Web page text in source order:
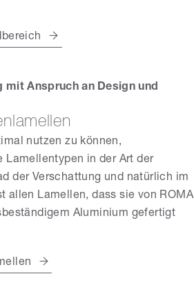
mit Anspruch an Design und
nutzen zu können,
Lamellentypen in der Art der
der Verschattung und natürlich im
allen Lamellen, dass sie von ROMA
Aluminium gefertigt